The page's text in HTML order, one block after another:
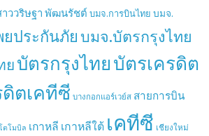
าววริษฐา พัฒนรัชต์ บมจ.การบินไทย บมจ.
ประกันภัย บมจ.บัตรกรุงไทย
ย บัตรกรุงไทย บัตรเครดิต
ดิตเคทีซี บางกอกแอร์เวย์ส สายการบิน
ตโมบิล เกาหลี เกาหลีใต้ เคทีซี เชียงใหม่